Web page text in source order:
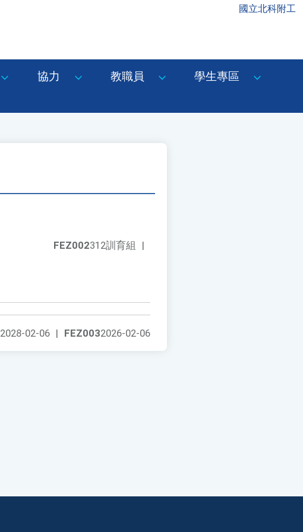
國立北科附工
協力 教職員
學生專區
FEZ002312訓育組 |
FEZ0032026-02-06
2028-02-06 |